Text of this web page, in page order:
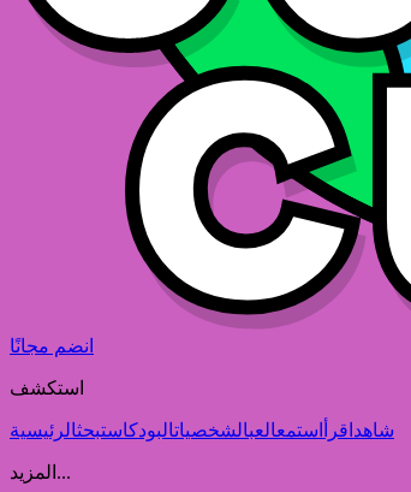
انضم مجانًا
استكشف
شاهد اقرأ استمعالعبالشخصياتالبودكاستبحثالرئيسية
المزيد...